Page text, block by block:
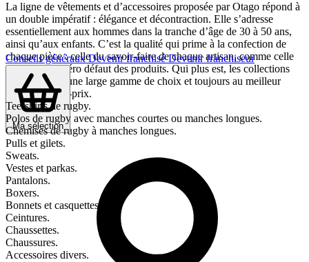
Conseils générauxDevenir franchiséDevenir franchiseur
Ma sélection
La ligne de vêtements et d’accessoires proposée par Otago répond à
un double impératif : élégance et décontraction. Elle s’adresse
essentiellement aux hommes dans la tranche d’âge de 30 à 50 ans,
ainsi qu’aux enfants. C’est la qualité qui prime à la confection de
chaque pièce : celle du savoir-faire de chaque artisan, comme celle
de la finition zéro défaut des produits. Qui plus est, les collections
Otago offrent une large gamme de choix et toujours au meilleur
rapport qualité-prix.
Tee-shirts de rugby.
Polos de rugby avec manches courtes ou manches longues.
Chemises de rugby à manches longues.
Pulls et gilets.
Sweats.
Vestes et parkas.
Pantalons.
Boxers.
Bonnets et casquettes.
Ceintures.
Chaussettes.
Chaussures.
Accessoires divers.